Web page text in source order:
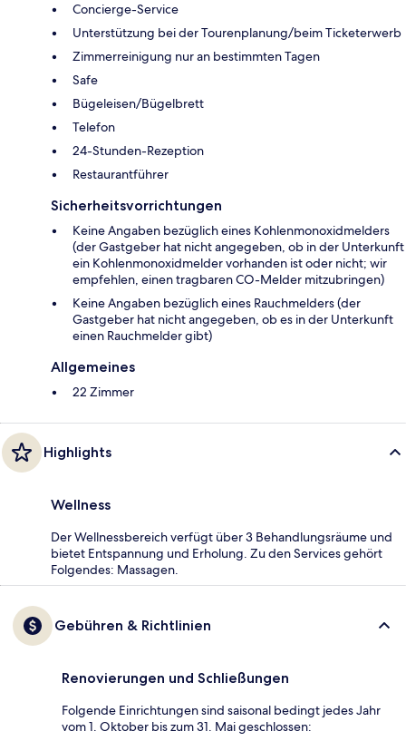
Concierge-Service
Unterstützung bei der Tourenplanung/beim Ticketerwerb
Zimmerreinigung nur an bestimmten Tagen
Safe
Bügeleisen/Bügelbrett
Telefon
24-Stunden-Rezeption
Restaurantführer
Sicherheitsvorrichtungen
Keine Angaben bezüglich eines Kohlenmonoxidmelders
(der Gastgeber hat nicht angegeben, ob in der Unterkunft
ein Kohlenmonoxidmelder vorhanden ist oder nicht; wir
empfehlen, einen tragbaren CO-Melder mitzubringen)
Keine Angaben bezüglich eines Rauchmelders (der
Gastgeber hat nicht angegeben, ob es in der Unterkunft
einen Rauchmelder gibt)
Allgemeines
22 Zimmer
Highlights
Wellness
Der Wellnessbereich verfügt über 3 Behandlungsräume und
bietet Entspannung und Erholung. Zu den Services gehört
Folgendes: Massagen.
Gebühren & Richtlinien
Renovierungen und Schließungen
Folgende Einrichtungen sind saisonal bedingt jedes Jahr
vom 1. Oktober bis zum 31. Mai geschlossen: